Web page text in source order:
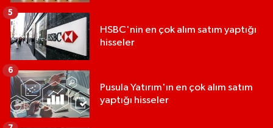
HSBC'nin en çok alım satım yaptığı
hisseler
5
Pusula Yatırım'ın en çok alım satım
yaptığı hisseler
6